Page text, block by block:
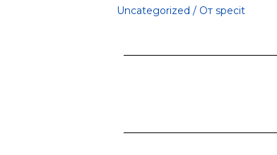
Uncategorized / От specit